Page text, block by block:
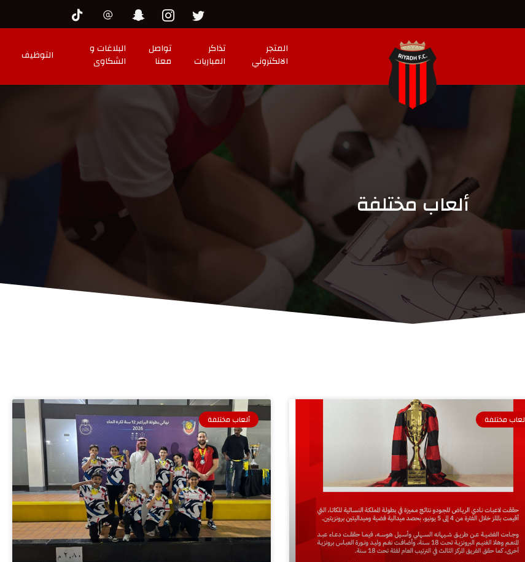
المتجر
الالكتروني
تذاكر
المباريات
تواصل
معنا
البلاغات و
الشكاوى
التوظيف
ألعاب مختلفة
مختلفة ألعاب مختلفة